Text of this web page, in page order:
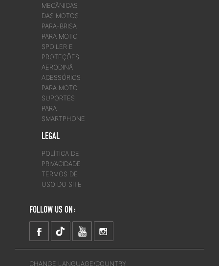
MECÂNICAS
DAS MOTOS
PARA-BRISA
PARA MOTO,
SPOILER E
PROTEÇÕES
AERODINÂ
ACESSÓRIOS
PARA MOTO
SUPORTES
PARA
SMARTPHONE
LEGAL
POLÍTICA DE
PRIVACIDADE
TERMOS DE
USO DO SITE
FOLLOW US ON:
CHANGE LANGUAGE/COUNTRY